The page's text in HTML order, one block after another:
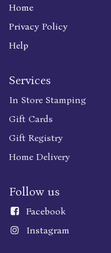
Home
Privacy Policy
Help
Services
In Store Stamping
Gift Cards
Gift Registry
Home Delivery
Follow us
Facebook
Instagram